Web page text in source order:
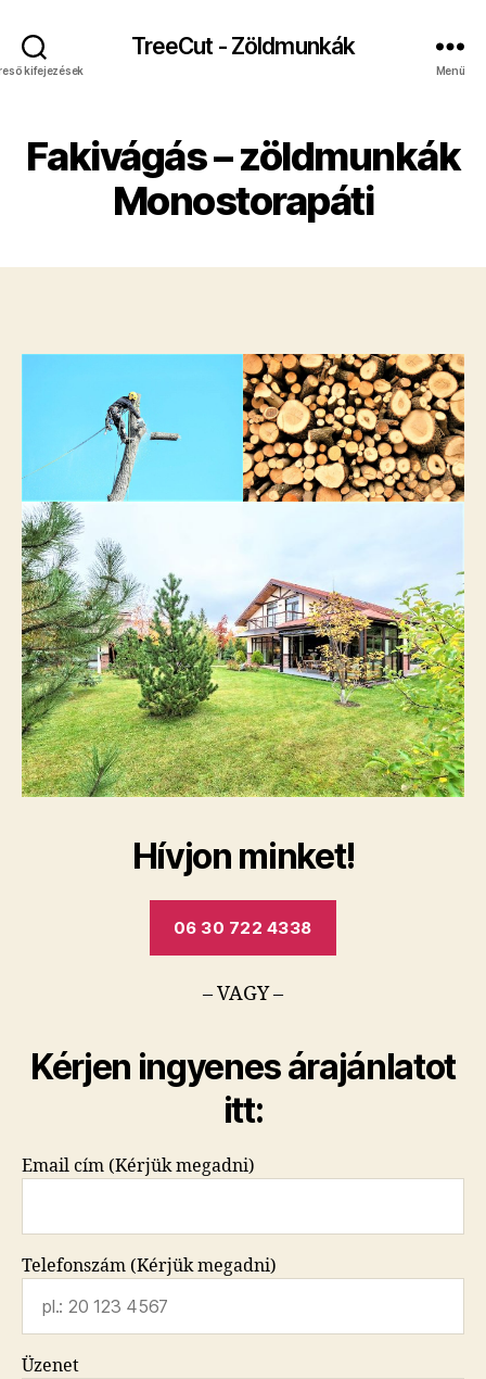
kifejezések
TreeCut - Zöldmunkák
Menü
Fakivágás – zöldmunkák
Monostorapáti
Hívjon minket!
06 30 722 4338
– VAGY –
Kérjen ingyenes árajánlatot
itt:
Email cím (Kérjük megadni)
Telefonszám (Kérjük megadni)
Üzenet